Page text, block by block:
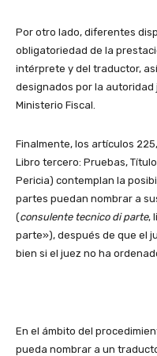
Por otro lado, diferentes
obligatoriedad de la
intérprete y del traductor,
designados por la autoridad
Ministerio Fiscal.
Finalmente, los artículos
Libro tercero: Pruebas,
Pericia) contemplan la
partes puedan nombrar a
(consulente tecnico di parte,
parte»), después de que el
bien si el juez no ha
En el ámbito del
pueda nombrar a un